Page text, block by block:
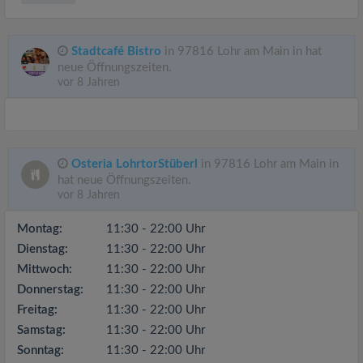
Stadtcafé Bistro in 97816 Lohr am Main in hat
neue Öffnungszeiten.
vor 8 Jahren
Osteria LohrtorStüberl in 97816 Lohr am Main in
hat neue Öffnungszeiten.
vor 8 Jahren
Montag:
11:30 - 22:00 Uhr
Dienstag:
11:30 - 22:00 Uhr
Mittwoch:
11:30 - 22:00 Uhr
Donnerstag:
11:30 - 22:00 Uhr
Freitag:
11:30 - 22:00 Uhr
Samstag:
11:30 - 22:00 Uhr
Sonntag:
11:30 - 22:00 Uhr